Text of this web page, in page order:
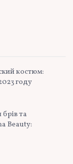
костюм:
году
та
Beauty: